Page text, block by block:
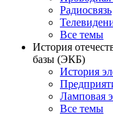
Радиосвязь
Все темы
История
базы (ЭКБ)
История
Ламповая
Все темы